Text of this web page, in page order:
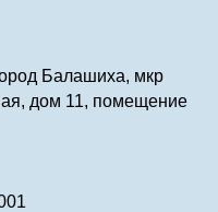
Балашиха, мкр
дом 11, помещение